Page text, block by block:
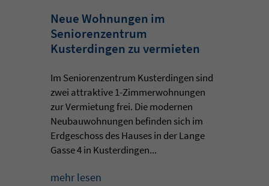
Neue Wohnungen im
Seniorenzentrum
Kusterdingen zu vermieten
Im Seniorenzentrum Kusterdingen sind
zwei attraktive 1-Zimmerwohnungen
zur Vermietung frei. Die modernen
Neubauwohnungen befinden sich im
Erdgeschoss des Hauses in der Lange
Gasse 4 in Kusterdingen...
mehr lesen